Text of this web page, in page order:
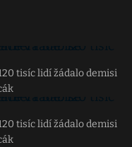
tisíc lidí žádalo demisi
tisíc lidí žádalo demisi